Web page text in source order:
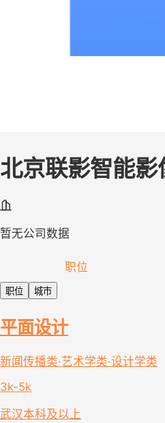
北京联影智能
暂无公司数据
职位
职位 城市
平面设计
新闻传播类·艺术学类·设计学类
3k-5k
武汉本科及以上